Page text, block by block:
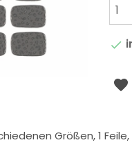

Größen, 1